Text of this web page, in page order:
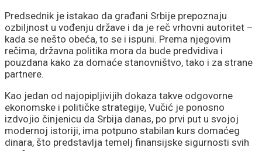
Predsednik je istakao da građani Srbije prepoznaju
ozbiljnost u vođenju države i da je reč vrhovni autoritet –
kada se nešto obeća, to se i ispuni. Prema njegovim
rečima, državna politika mora da bude predvidiva i
pouzdana kako za domaće stanovništvo, tako i za strane
partnere.
Kao jedan od najopipljivijih dokaza takve odgovorne
ekonomske i političke strategije, Vučić je ponosno
izdvojio činjenicu da Srbija danas, po prvi put u svojoj
modernoj istoriji, ima potpuno stabilan kurs domaćeg
dinara, što predstavlja temelj finansijske sigurnosti svih